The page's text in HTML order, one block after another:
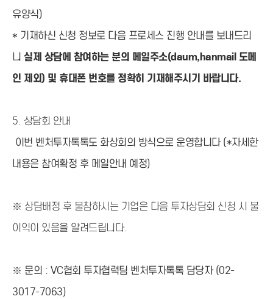
유양식)
* 기재하신 신청 정보로 다음 프로세스 진행 안내를 보내드리
니 실제 상담에 참여하는 분의 메일주소(daum,hanmail 도메
인 제외) 및 휴대폰 번호를 정확히 기재해주시기 바랍니다.
5. 상담회 안내
이번 벤처투자톡톡도 화상회의 방식으로 운영합니다 (*자세한
내용은 참여확정 후 메일안내 예정)
※ 상담배정 후 불참하시는 기업은 다음 투자상담회 신청 시 불
이익이 있음을 알려드립니다.
※ 문의 : VC협회 투자협력팀 벤처투자톡톡 담당자 (02-
3017-7063)